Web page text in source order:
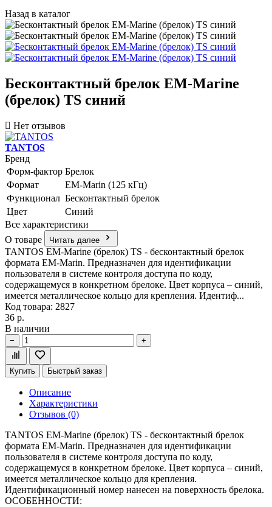
Назад в каталог
Бесконтактный брелок EM-Marine
(брелок) TS синий
Нет отзывов
TANTOS
Бренд
Форм-фактор Брелок
Формат
EM-Marin (125 кГц)
Функционал Бесконтактный брелок
Цвет
Синий
Все характеристики
О товаре
Читать далее
TANTOS EM-Marine (брелок) TS - бесконтактный брелок
формата EM-Marin. Предназначен для идентификации
пользователя в системе контроля доступа по коду,
содержащемуся в конкретном брелоке. Цвет корпуса – синий,
имеется металлическое кольцо для крепления. Идентиф...
Код товара: 2827
36 р.
В наличии
− +
Купить Быстрый заказ
Описание
Характеристики
Отзывов (0)
TANTOS EM-Marine (брелок) TS - бесконтактный брелок
формата EM-Marin. Предназначен для идентификации
пользователя в системе контроля доступа по коду,
содержащемуся в конкретном брелоке. Цвет корпуса – синий,
имеется металлическое кольцо для крепления.
Идентификационный номер нанесен на поверхность брелока.
ОСОБЕННОСТИ: